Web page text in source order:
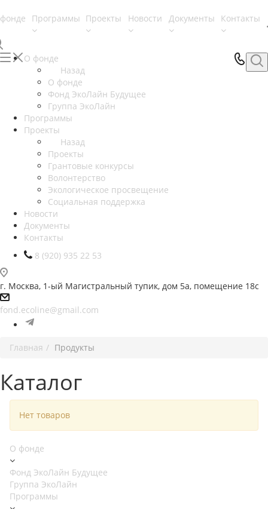
Программы Проекты Новости Документы Контакты
О фонде
Назад
О фонде
Фонд ЭкоЛайн Будущее
Группа ЭкоЛайн
Программы
Проекты
Назад
Проекты
Грантовые конкурсы
Волонтерство
Экологическое просвещение
Социальная поддержка
Новости
Документы
Контакты
8 (920) 935 22 53
г. Москва, 1-ый Магистральный тупик, дом 5а, помещение 18с
fond.ecoline@gmail.com
Главная Продукты
Каталог
Нет товаров
О фонде
Фонд ЭкоЛайн Будущее
Группа ЭкоЛайн
Программы